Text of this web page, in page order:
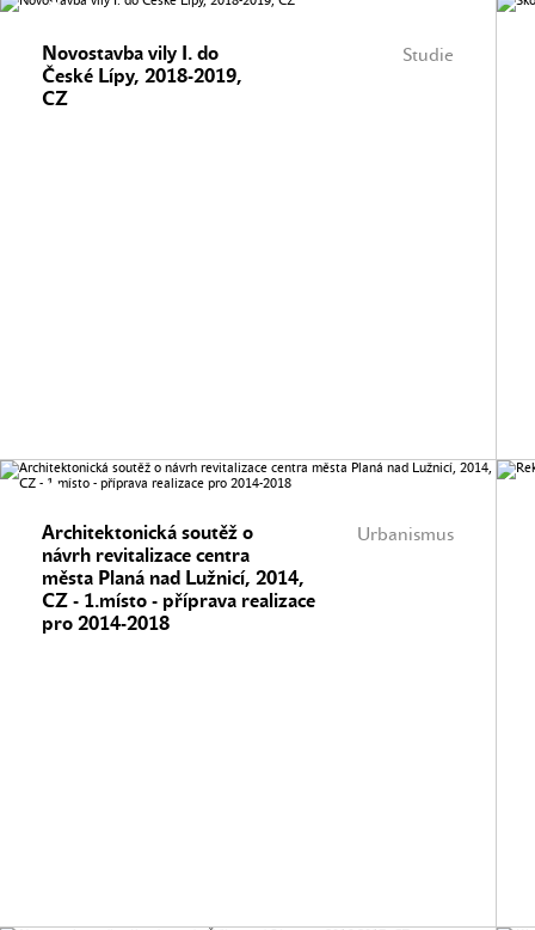
Studie
Novostavba vily I. do
České Lípy, 2018-2019,
CZ
Urbanismus
Architektonická soutěž o
návrh revitalizace centra
města Planá nad Lužnicí, 2014,
CZ - 1.místo - příprava realizace
pro 2014-2018